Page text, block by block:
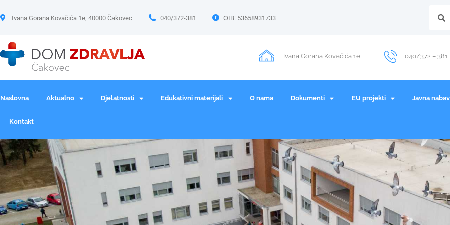
Ivana Gorana Kovačića 1e, 40000 Čakovec 040/372-381 OIB: 53658931733
Ivana Gorana Kovačića 1e 040/372 – 381
Naslovna Aktualno Djelatnosti Edukativni materijali O nama Dokumenti EU projekti Javna
Kontakt